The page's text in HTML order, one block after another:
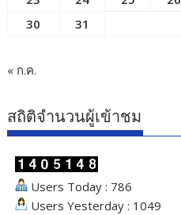
30
31
« ก.ค.
สถิติจำนวนผู้เข้าชม
Users Today : 786
Users Yesterday : 1049